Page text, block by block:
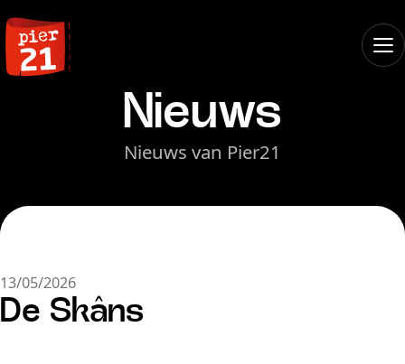
Nieuws
Nieuws van Pier21
13/05/2026
De Skâns